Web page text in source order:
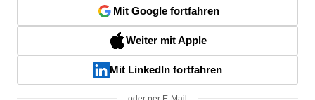
Mit Google fortfahren
Weiter mit Apple
Mit LinkedIn fortfahren